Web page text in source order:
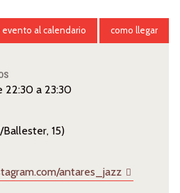
22:30 a 23:30
15)
antares_jazz
al calendario como llegar